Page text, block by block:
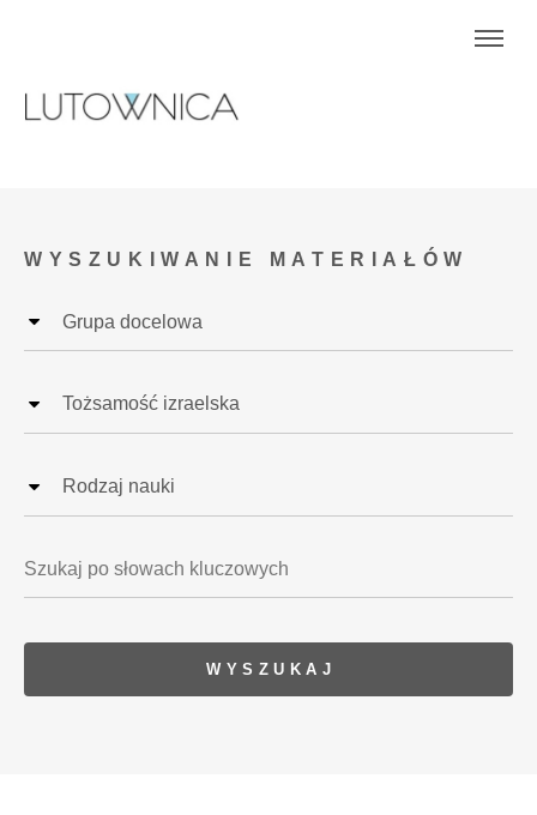
WYSZUKIWANIE MATERIAŁÓW